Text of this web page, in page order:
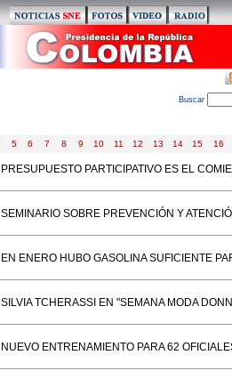
Buscar
5 6 7 8 9 10 11 12 13 14 15 16
PRESUPUESTO PARTICIPATIVO ES EL
SEMINARIO SOBRE PREVENCIÓN Y
EN ENERO HUBO GASOLINA SUFICIENTE
SILVIA TCHERASSI EN "SEMANA MODA
NUEVO ENTRENAMIENTO PARA 62